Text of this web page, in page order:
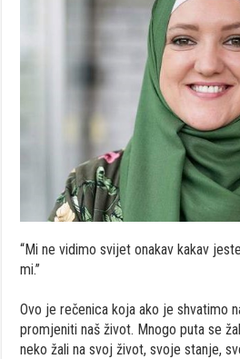
“Mi ne vidimo svijet onakav kakav
mi.’’
Ovo je rečenica koja ako je shvatimo
promjeniti naš život. Mnogo puta se
neko žali na svoj život, svoje stanje,